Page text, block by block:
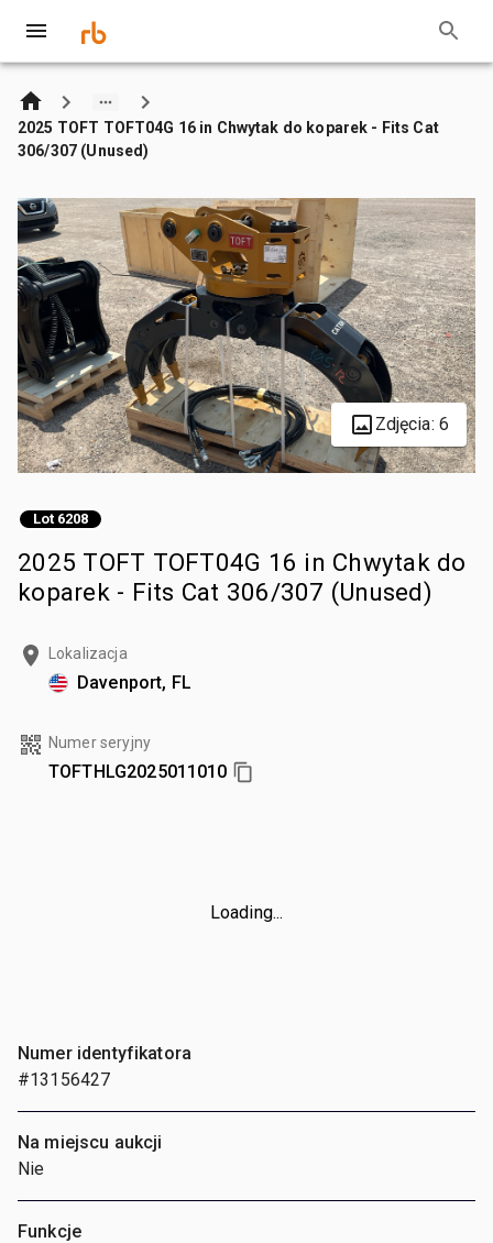
2025 TOFT TOFT04G 16 in Chwytak do koparek - Fits Cat
306/307 (Unused)
Zdjęcia: 6
Lot 6208
2025 TOFT TOFT04G 16 in Chwytak do
koparek - Fits Cat 306/307 (Unused)
Lokalizacja
Davenport, FL
Numer seryjny
TOFTHLG2025011010
Loading...
Numer identyfikatora
#13156427
Na miejscu aukcji
Nie
Funkcje